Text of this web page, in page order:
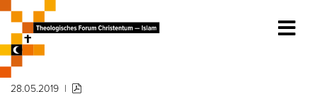
28.05.2019 |